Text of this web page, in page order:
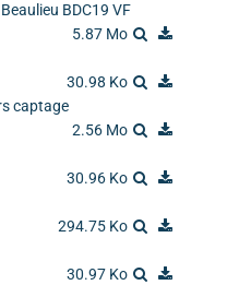
BDC19 VF
5.87 Mo
30.98 Ko
captage
2.56 Mo
30.96 Ko
294.75 Ko
30.97 Ko